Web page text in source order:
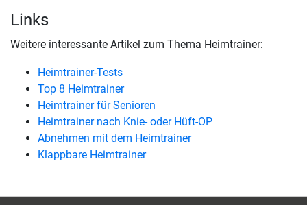
Links
Weitere interessante Artikel zum Thema Heimtrainer:
Heimtrainer-Tests
Top 8 Heimtrainer
Heimtrainer für Senioren
Heimtrainer nach Knie- oder Hüft-OP
Abnehmen mit dem Heimtrainer
Klappbare Heimtrainer